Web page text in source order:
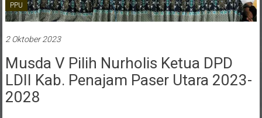
PPU
2 Oktober 2023
Musda V Pilih Nurholis Ketua DPD
LDII Kab. Penajam Paser Utara 2023-
2028